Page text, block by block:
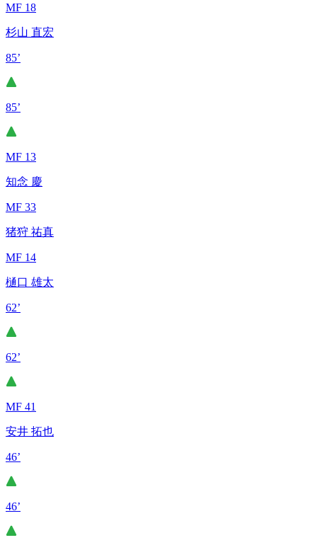
MF 18
杉山 直宏
85’
85’
MF 13
知念 慶
MF 33
猪狩 祐真
MF 14
樋口 雄太
62’
62’
MF 41
安井 拓也
46’
46’